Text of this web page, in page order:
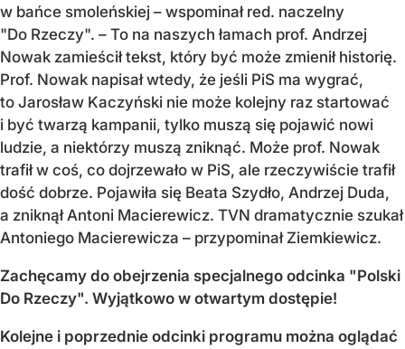
w bańce smoleńskiej – wspominał red. naczelny
"Do Rzeczy". – To na naszych łamach prof. Andrzej
Nowak zamieścił tekst, który być może zmienił historię.
Prof. Nowak napisał wtedy, że jeśli PiS ma wygrać,
to Jarosław Kaczyński nie może kolejny raz startować
i być twarzą kampanii, tylko muszą się pojawić nowi
ludzie, a niektórzy muszą zniknąć. Może prof. Nowak
trafił w coś, co dojrzewało w PiS, ale rzeczywiście trafił
dość dobrze. Pojawiła się Beata Szydło, Andrzej Duda,
a zniknął Antoni Macierewicz. TVN dramatycznie szukał
Antoniego Macierewicza – przypominał Ziemkiewicz.
Zachęcamy do obejrzenia specjalnego odcinka "Polski
Do Rzeczy". Wyjątkowo w otwartym dostępie!
Kolejne i poprzednie odcinki programu można oglądać